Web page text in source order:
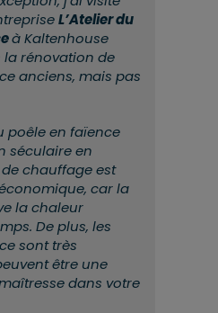
L’Atelier du
à Kaltenhouse
rénovation de
anciens, mais pas
poêle en faïence
séculaire en
chauffage est
car la
la chaleur
De plus, les
sont très
être une
dans votre